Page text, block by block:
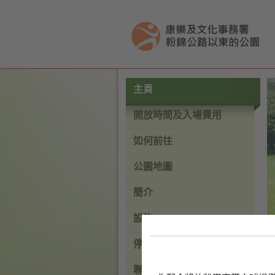
按“Tab”進入菜單
主頁
開放時間及入場費用
如何前往
公園地圖
簡介
設施
停車場
聯絡我們